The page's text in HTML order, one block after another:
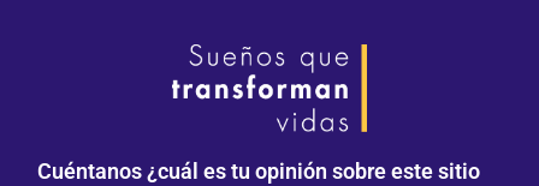
Cuéntanos ¿cuál es tu opinión sobre este sitio